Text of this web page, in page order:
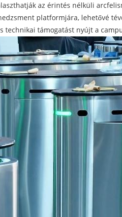
az érintés nélküli
platformjára, lehetővé
technikai támogatást nyújt a